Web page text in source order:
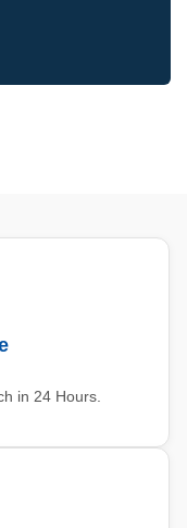
in 24 Hours.